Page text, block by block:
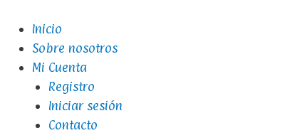
Inicio
Sobre nosotros
Mi Cuenta
Registro
Iniciar sesión
Contacto